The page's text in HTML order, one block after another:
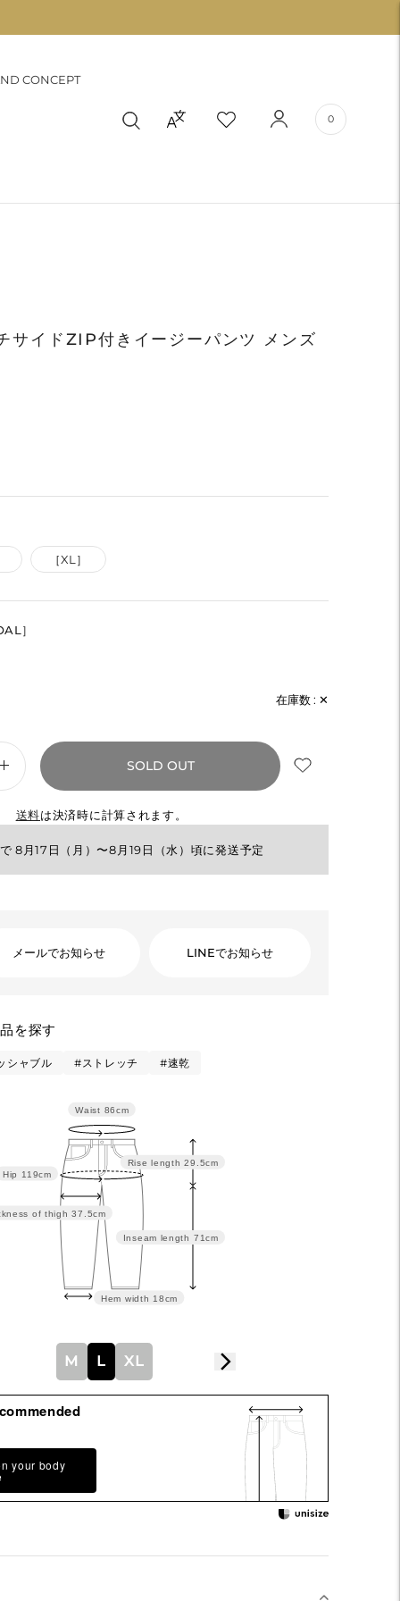
CONCEPT
0
サイドZIP付きイージーパンツ メンズ
］
［XL］
在庫数 : ✕
SOLD OUT
送料は決済時に計算されます。
8月17日（月）〜8月19日（水）頃に発送予定
メールでお知らせ LINEでお知らせ
を探す
シャブル #ストレッチ #速乾
Inseam length 71cm
Rise length 29.5cm
Hem width 18cm
of thigh 37.5cm
Hip 119cm
Waist 86cm
M L XL
your body